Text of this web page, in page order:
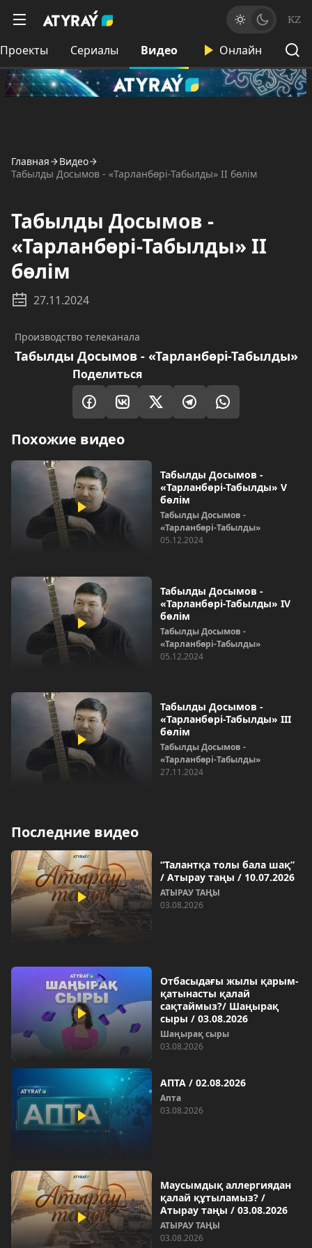
KZ
Проекты Сериалы Видео Онлайн
Главная
Видео
Табылды Досымов - «Тарланбөрі-Табылды» II бөлім
Табылды Досымов -
«Тарланбөрі-Табылды» II
бөлім
27.11.2024
Производство телеканала
Табылды Досымов - «Тарланбөрі-Табылды»
Поделиться
Похожие видео
Табылды Досымов -
«Тарланбөрі-Табылды» V
бөлім
Табылды Досымов -
«Тарланбөрі-Табылды»
05.12.2024
Табылды Досымов -
«Тарланбөрі-Табылды» IV
бөлім
Табылды Досымов -
«Тарланбөрі-Табылды»
05.12.2024
Табылды Досымов -
«Тарланбөрі-Табылды» III
бөлім
Табылды Досымов -
«Тарланбөрі-Табылды»
27.11.2024
Последние видео
“Талантқа толы бала шақ”
/ Атырау таңы / 10.07.2026
АТЫРАУ ТАҢЫ
03.08.2026
Отбасыдағы жылы қарым-
қатынасты қалай
сақтаймыз?/ Шаңырақ
сыры / 03.08.2026
Шаңырақ сыры
03.08.2026
АПТА / 02.08.2026
Aпта
03.08.2026
Маусымдық аллергиядан
қалай құтыламыз? /
Атырау таңы / 03.08.2026
АТЫРАУ ТАҢЫ
03.08.2026